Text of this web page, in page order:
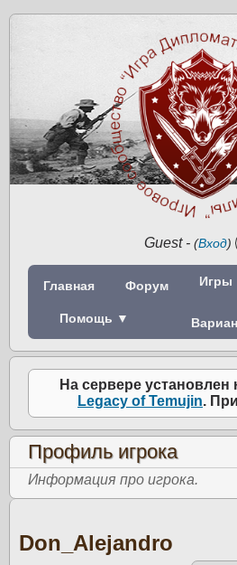
Guest- (Вход)
Главная Форум Игры
Помощь ▼
На сервере
Legacy of Temujin.
Профиль игрока
Информация про игрока.
Don_Alejandro